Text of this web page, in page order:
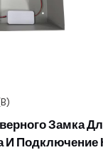
Замка
И Подключение